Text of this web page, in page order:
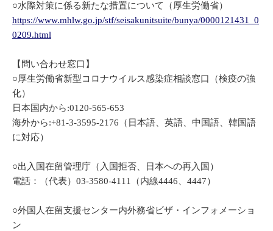
○水際対策に係る新たな措置について（厚生労働省）
https://www.mhlw.go.jp/stf/seisakunitsuite/bunya/0000121431_0
0209.html
【問い合わせ窓口】
○厚生労働省新型コロナウイルス感染症相談窓口（検疫の強
化）
日本国内から:0120-565-653
海外から:+81-3-3595-2176（日本語、英語、中国語、韓国語
に対応）
○出入国在留管理庁（入国拒否、日本への再入国）
電話：（代表）03-3580-4111（内線4446、4447）
○外国人在留支援センター内外務省ビザ・インフォメーショ
ン